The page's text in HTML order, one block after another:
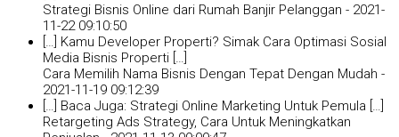
Strategi Bisnis Online dari Rumah Banjir Pelanggan - 2021-
11-22 09:10:50
[…] Kamu Developer Properti? Simak Cara Optimasi Sosial
Media Bisnis Properti […]
Cara Memilih Nama Bisnis Dengan Tepat Dengan Mudah -
2021-11-19 09:12:39
[…] Baca Juga: Strategi Online Marketing Untuk Pemula […]
Retargeting Ads Strategy, Cara Untuk Meningkatkan